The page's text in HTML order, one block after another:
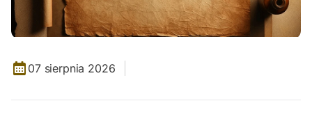
07 sierpnia 2026